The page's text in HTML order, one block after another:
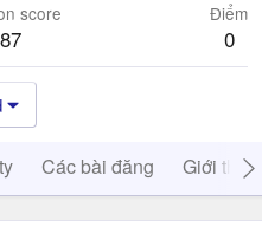
score Điểm
0
Các bài đăng Giới thiệu